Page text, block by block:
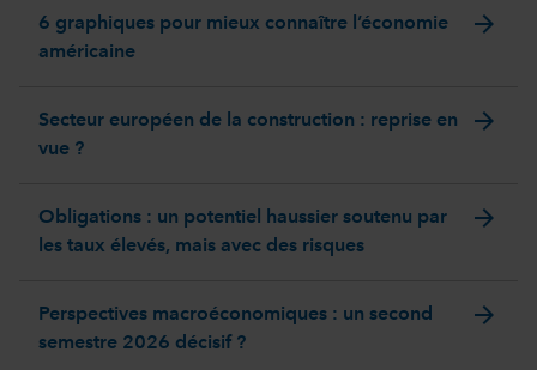
6 graphiques pour mieux connaître l’économie
américaine
arrow_forward
Secteur européen de la construction : reprise en
vue ?
arrow_forward
Obligations : un potentiel haussier soutenu par
les taux élevés, mais avec des risques
arrow_forward
Perspectives macroéconomiques : un second
semestre 2026 décisif ?
arrow_forward